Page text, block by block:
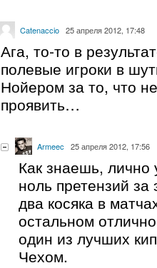
Catenaccio 25 апреля 2012, 17:48
Ага, то-то в
полевые игроки в
Нойером за то, что
проявить…
Armeec 25 апреля 2012, 17:56
Как знаешь,
ноль претензий
два косяка в
остальном
один из лучших
Чехом.